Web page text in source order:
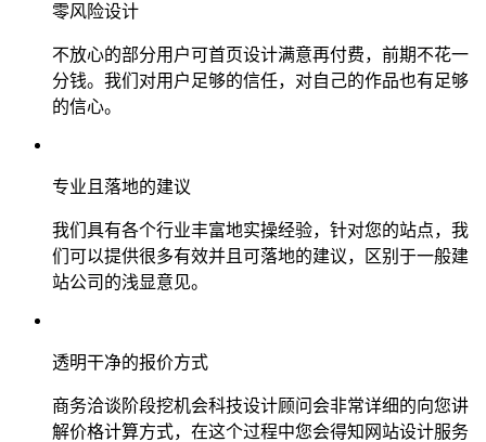
零风险设计
不放心的部分用户可首页设计满意再付费，前期不花一
分钱。我们对用户足够的信任，对自己的作品也有足够
的信心。
专业且落地的建议
我们具有各个行业丰富地实操经验，针对您的站点，我
们可以提供很多有效并且可落地的建议，区别于一般建
站公司的浅显意见。
透明干净的报价方式
商务洽谈阶段挖机会科技设计顾问会非常详细的向您讲
解价格计算方式，在这个过程中您会得知网站设计服务